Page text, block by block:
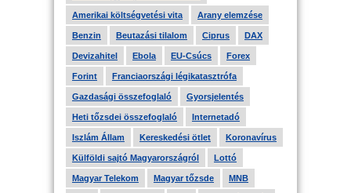
Amerikai költségvetési vita Arany elemzése
Benzin Beutazási tilalom Ciprus DAX
Devizahitel Ebola EU-Csúcs Forex
Forint Franciaországi légikatasztrófa
Gazdasági összefoglaló Gyorsjelentés
Heti tőzsdei összefoglaló Internetadó
Iszlám Állam Kereskedési ötlet Koronavírus
Külföldi sajtó Magyarországról Lottó
Magyar Telekom Magyar tőzsde MNB